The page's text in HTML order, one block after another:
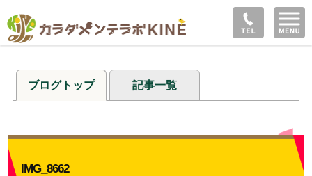
ブログトップ 記事一覧
IMG_8662